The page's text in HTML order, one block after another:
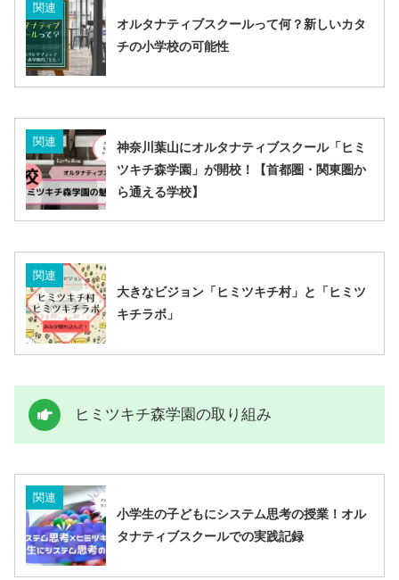
関連
オルタナティブスクールって何？新しいカタ
チの小学校の可能性
関連
神奈川葉山にオルタナティブスクール「ヒミ
ツキチ森学園」が開校！【首都圏・関東圏か
ら通える学校】
関連
大きなビジョン「ヒミツキチ村」と「ヒミツ
キチラボ」
ヒミツキチ森学園の取り組み
関連
小学生の子どもにシステム思考の授業！オル
タナティブスクールでの実践記録